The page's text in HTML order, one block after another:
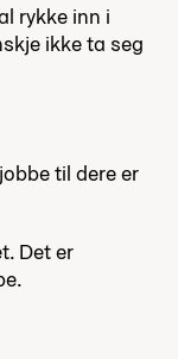
rykke inn i
ikke ta seg
til dere er
Det er